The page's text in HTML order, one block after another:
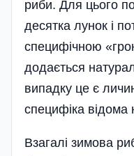
риби. Для цього
десятка лунок і
специфічною
додається
випадку це є
специфіка відома
Взагалі зимова